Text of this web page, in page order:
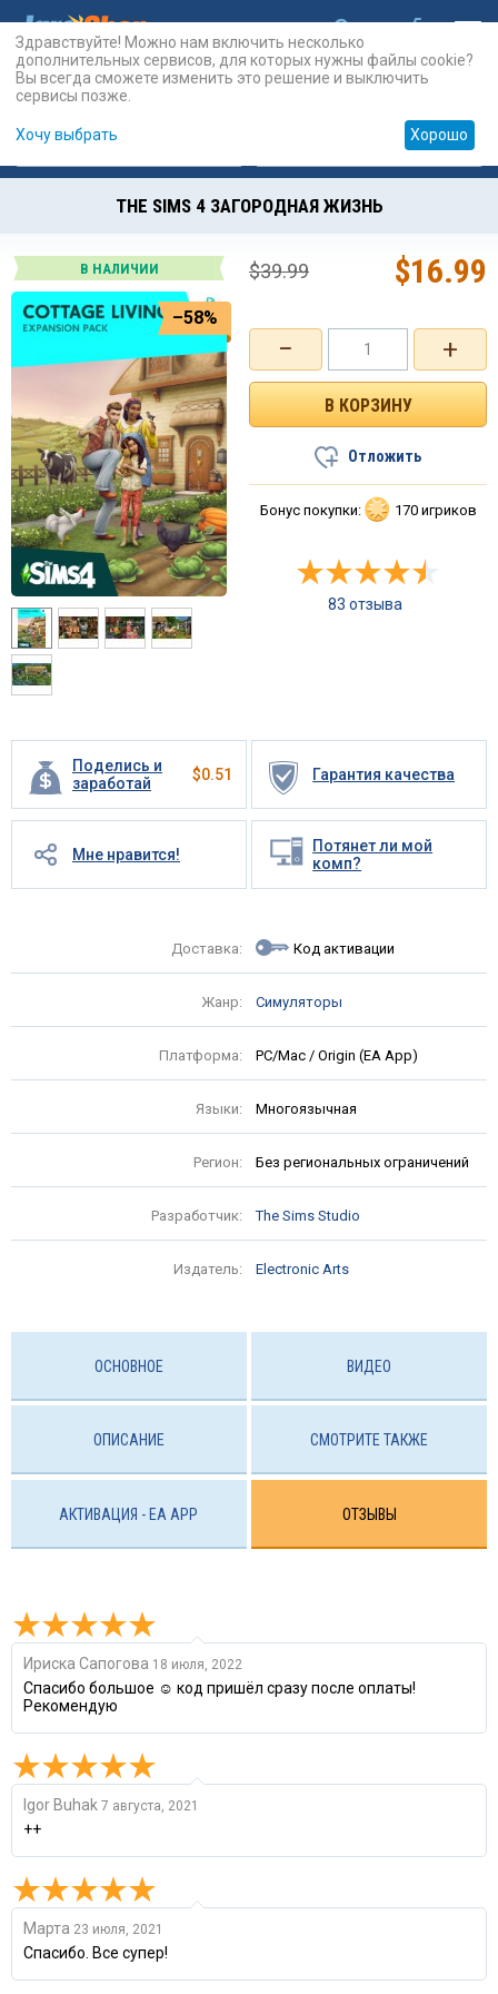
Карты Prepaid
THE SIMS 4 ЗАГОРОДНАЯ ЖИЗНЬ
В НАЛИЧИИ
–58%
Поделись и
заработай
$0.51 Гарантия качества
Мне нравится!
Потянет ли мой
комп?
Доставка: Код активации
Жанр: Симуляторы
Платформа: PC/Mac / Origin (EA App)
Языки: Многоязычная
Регион: Без региональных ограничений
Разработчик: The Sims Studio
Издатель: Electronic Arts
+
−
$16.99
$39.99
Отложить
Бонус покупки: 170 игриков
83 отзыва
ОСНОВНОЕ ВИДЕО
ОПИСАНИЕ СМОТРИТЕ ТАКЖЕ
АКТИВАЦИЯ - EA APP ОТЗЫВЫ
Ириска Сапогова 18 июля, 2022
Спасибо большое ☺️ код пришёл сразу после оплаты!
Рекомендую
Igor Buhak 7 августа, 2021
++
Марта 23 июля, 2021
Спасибо. Все супер!
Здравствуйте! Можно нам включить несколько
дополнительных сервисов, для которых нужны файлы cookie?
Вы всегда сможете изменить это решение и выключить
сервисы позже.
Хочу выбрать Хорошо